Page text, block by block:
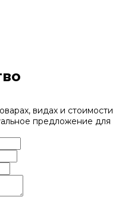
видах и стоимости
предложение для